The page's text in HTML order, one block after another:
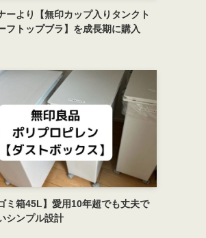
ーより【無印カップ入りタンクト
フトップブラ】を成長期に購入
ミ箱45L】愛用10年超でも丈夫で
シンプル設計